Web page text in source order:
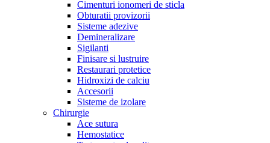
Cimenturi ionomeri de sticla
Obturatii provizorii
Sisteme adezive
Demineralizare
Sigilanti
Finisare si lustruire
Restaurari protetice
Hidroxizi de calciu
Accesorii
Sisteme de izolare
Chirurgie
Ace sutura
Hemostatice